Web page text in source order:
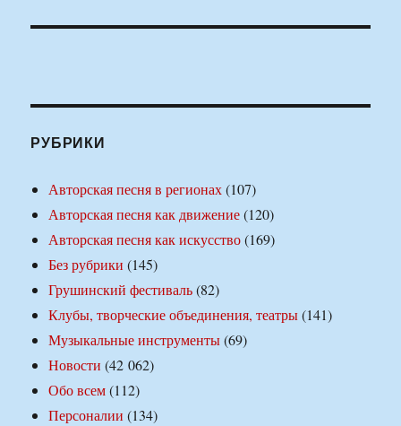
РУБРИКИ
Авторская песня в регионах(107)
Авторская песня как движение(120)
Авторская песня как искусство(169)
Без рубрики (145)
Грушинский фестиваль(82)
Клубы, творческие объединения, театры(141)
Музыкальные инструменты(69)
Новости (42 062)
Обо всем(112)
Персоналии (134)